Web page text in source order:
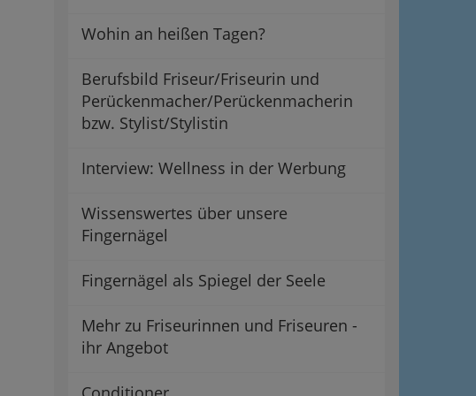
Wohin an heißen Tagen?
Berufsbild Friseur/Friseurin und
Perückenmacher/Perückenmacherin
bzw. Stylist/Stylistin
Interview: Wellness in der Werbung
Wissenswertes über unsere
Fingernägel
Fingernägel als Spiegel der Seele
Mehr zu Friseurinnen und Friseuren -
ihr Angebot